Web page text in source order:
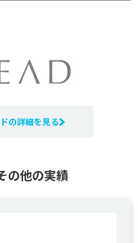
の詳細を見る
の他の実績